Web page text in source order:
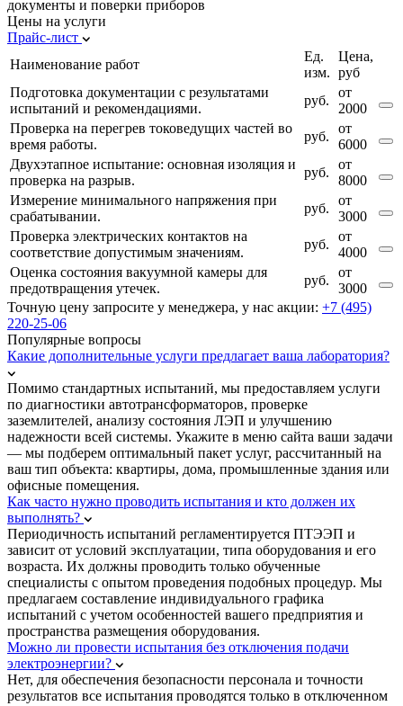
документы и поверки приборов
Цены на услуги
Прайс-лист
Наименование работ
Ед.
изм.
Цена,
руб
Подготовка документации с результатами
испытаний и рекомендациями.
руб.
от
2000
Проверка на перегрев токоведущих частей во
время работы.
руб.
от
6000
Двухэтапное испытание: основная изоляция и
проверка на разрыв.
руб.
от
8000
Измерение минимального напряжения при
срабатывании.
руб.
от
3000
Проверка электрических контактов на
соответствие допустимым значениям.
руб.
от
4000
Оценка состояния вакуумной камеры для
предотвращения утечек.
руб.
от
3000
Точную цену запросите у менеджера, у нас акции: +7 (495)
220-25-06
Популярные вопросы
Какие дополнительные услуги предлагает ваша лаборатория?
Помимо стандартных испытаний, мы предоставляем услуги
по диагностики автотрансформаторов, проверке
заземлителей, анализу состояния ЛЭП и улучшению
надежности всей системы. Укажите в меню сайта ваши задачи
— мы подберем оптимальный пакет услуг, рассчитанный на
ваш тип объекта: квартиры, дома, промышленные здания или
офисные помещения.
Как часто нужно проводить испытания и кто должен их
выполнять?
Периодичность испытаний регламентируется ПТЭЭП и
зависит от условий эксплуатации, типа оборудования и его
возраста. Их должны проводить только обученные
специалисты с опытом проведения подобных процедур. Мы
предлагаем составление индивидуального графика
испытаний с учетом особенностей вашего предприятия и
пространства размещения оборудования.
Можно ли провести испытания без отключения подачи
электроэнергии?
Нет, для обеспечения безопасности персонала и точности
результатов все испытания проводятся только в отключенном